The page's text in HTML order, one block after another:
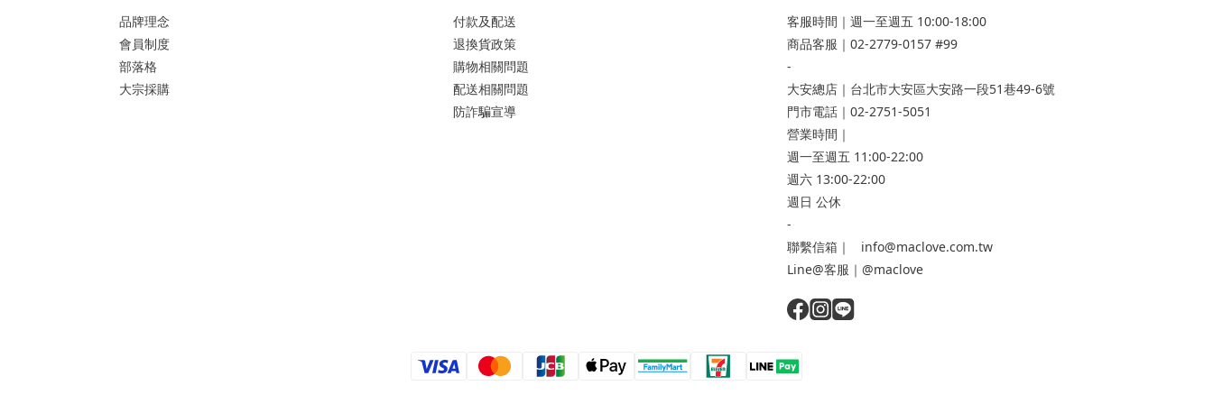
品牌理念
會員制度
部落格
大宗採購
付款及配送
退換貨政策
購物相關問題
配送相關問題
防詐騙宣導
客服時間｜週一至週五 10:00-18:00
商品客服｜02-2779-0157 #99
-
大安總店 ｜台北市大安區大安路一段51巷49-6號
門市電話｜02-2751-5051
營業時間｜
週一至週五 11:00-22:00
週六 13:00-22:00
週日 公休
-
聯繫信箱｜ info@maclove.com.tw
Line@客服｜@maclove